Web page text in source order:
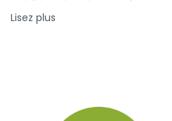
Lisez plus